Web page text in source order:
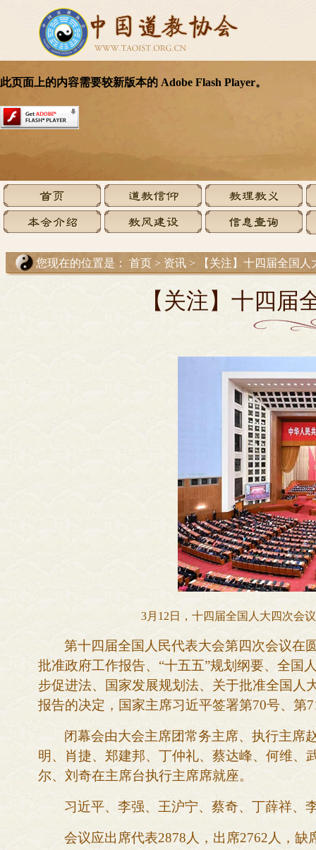
您现在的位置是： 首页 > 资讯 > 【关注】十四届全国
【关注】十四届
3月12日，十四届全国人大四次会
第十四届全国人民代表大会第四次会议在
批准政府工作报告、“十五五”规划纲要、全国
步促进法、国家发展规划法、关于批准全国人
报告的决定，国家主席习近平签署第70号、第
闭幕会由大会主席团常务主席、执行主席
明、肖捷、郑建邦、丁仲礼、蔡达峰、何维、
尔、刘奇在主席台执行主席席就座。
习近平、李强、王沪宁、蔡奇、丁薛祥、
会议应出席代表2878人，出席2762人，缺